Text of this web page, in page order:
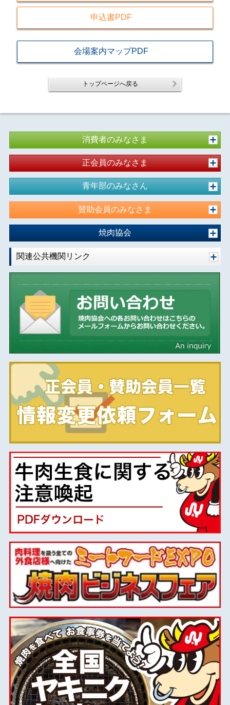
申込書PDF
会場案内マップPDF
トップページへ戻る
消費者のみなさま
正会員のみなさま
青年部のみなさん
賛助会員のみなさま
焼肉協会
関連公共機関リンク